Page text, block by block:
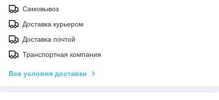
Самовывоз
Доставка курьером
Доставка почтой
Транспортная компания
Все условия доставки